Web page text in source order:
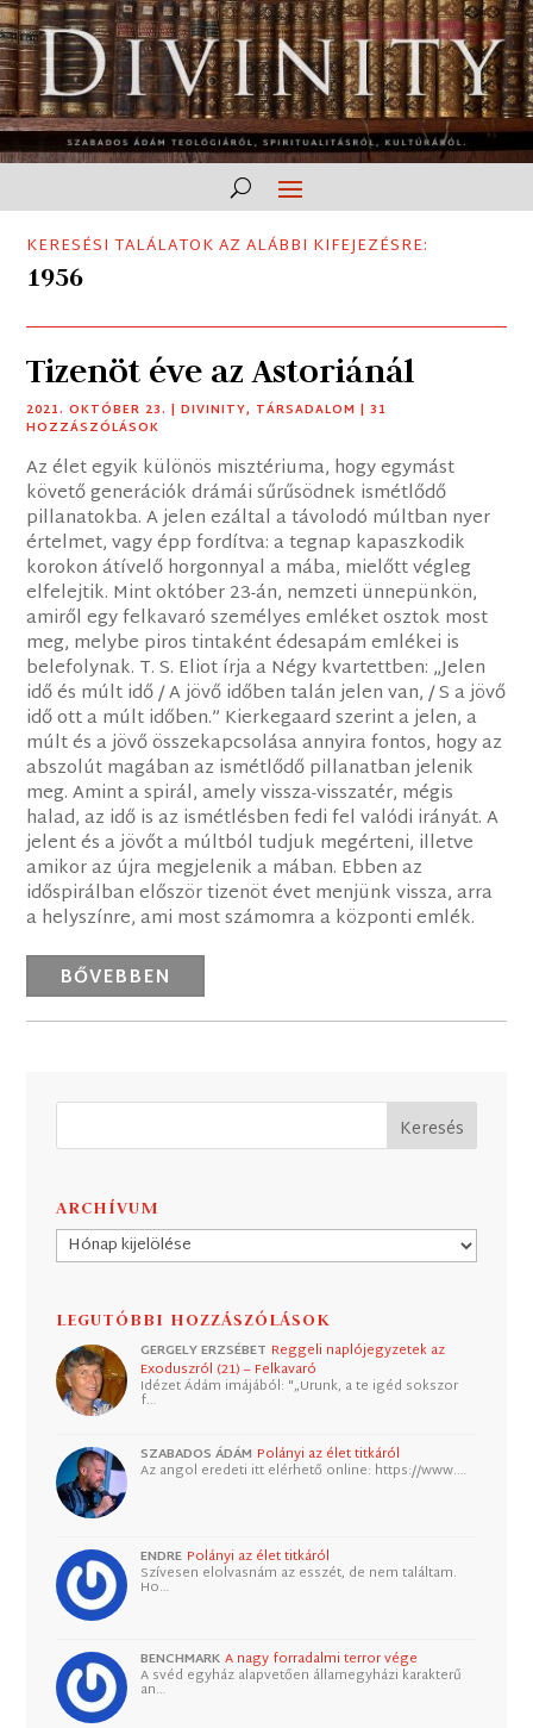
KERESÉSI TALÁLATOK AZ ALÁBBI KIFEJEZÉSRE:
1956
Tizenöt éve az Astoriánál
2021. OKTÓBER 23. |DIVINITY, TÁRSADALOM | 31
HOZZÁSZÓLÁSOK
Az élet egyik különös misztériuma, hogy egymást
követő generációk drámái sűrűsödnek ismétlődő
pillanatokba. A jelen ezáltal a távolodó múltban nyer
értelmet, vagy épp fordítva: a tegnap kapaszkodik
korokon átívelő horgonnyal a mába, mielőtt végleg
elfelejtik. Mint október 23-án, nemzeti ünnepünkön,
amiről egy felkavaró személyes emléket osztok most
meg, melybe piros tintaként édesapám emlékei is
belefolynak. T. S. Eliot írja a Négy kvartettben: „Jelen
idő és múlt idő / A jövő időben talán jelen van, / S a jövő
idő ott a múlt időben.” Kierkegaard szerint a jelen, a
múlt és a jövő összekapcsolása annyira fontos, hogy az
abszolút magában az ismétlődő pillanatban jelenik
meg. Amint a spirál, amely vissza-visszatér, mégis
halad, az idő is az ismétlésben fedi fel valódi irányát. A
jelent és a jövőt a múltból tudjuk megérteni, illetve
amikor az újra megjelenik a mában. Ebben az
időspirálban először tizenöt évet menjünk vissza, arra
a helyszínre, ami most számomra a központi emlék.
BŐVEBBEN
ARCHÍVUM
Archívum
LEGUTÓBBI HOZZÁSZÓLÁSOK
GERGELY ERZSÉBET Reggeli naplójegyzetek az
Exoduszról (21) – Felkavaró
Idézet Ádám imájából: "„Urunk, a te igéd sokszor
f…
SZABADOS ÁDÁM Polányi az élet titkáról
Az angol eredeti itt elérhető online: https://www.…
ENDRE Polányi az élet titkáról
Szívesen elolvasnám az esszét, de nem találtam.
Ho…
BENCHMARK A nagy forradalmi terror vége
A svéd egyház alapvetően államegyházi karakterű
an…